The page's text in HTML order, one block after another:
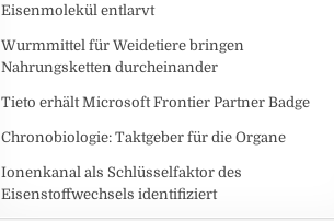
Eisenmolekül entlarvt
Wurmmittel für Weidetiere bringen
Nahrungsketten durcheinander
Tieto erhält Microsoft Frontier Partner Badge
Chronobiologie: Taktgeber für die Organe
Ionenkanal als Schlüsselfaktor des
Eisenstoffwechsels identifiziert